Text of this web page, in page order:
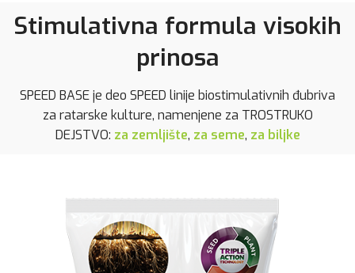
Stimulativna formula visokih
prinosa
SPEED BASE je deo SPEED linije biostimulativnih đubriva
za ratarske kulture, namenjene za TROSTRUKO
DEJSTVO: za zemljište, za seme, za biljke